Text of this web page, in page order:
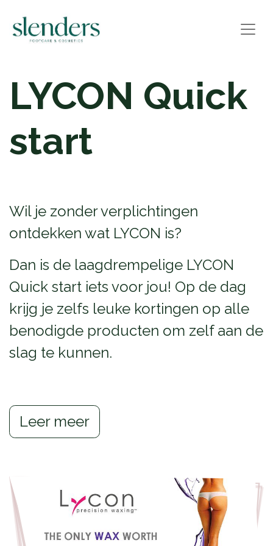
LYCON Quick
start
Wil je zonder verplichtingen
ontdekken wat LYCON is?
Dan is de laagdrempelige LYCON
Quick start iets voor jou! Op de dag
krijg je zelfs leuke kortingen op alle
benodigde producten om zelf aan de
slag te kunnen.
Leer meer